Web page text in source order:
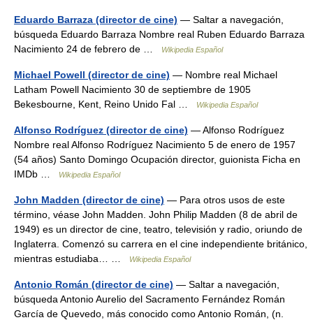
Eduardo Barraza (director de cine) — Saltar a navegación,
búsqueda Eduardo Barraza Nombre real Ruben Eduardo Barraza
Nacimiento 24 de febrero de …
Wikipedia Español
Michael Powell (director de cine) — Nombre real Michael
Latham Powell Nacimiento 30 de septiembre de 1905
Bekesbourne, Kent, Reino Unido Fal …
Wikipedia Español
Alfonso Rodríguez (director de cine) — Alfonso Rodríguez
Nombre real Alfonso Rodríguez Nacimiento 5 de enero de 1957
(54 años) Santo Domingo Ocupación director, guionista Ficha en
IMDb …
Wikipedia Español
John Madden (director de cine) — Para otros usos de este
término, véase John Madden. John Philip Madden (8 de abril de
1949) es un director de cine, teatro, televisión y radio, oriundo de
Inglaterra. Comenzó su carrera en el cine independiente británico,
mientras estudiaba… …
Wikipedia Español
Antonio Román (director de cine) — Saltar a navegación,
búsqueda Antonio Aurelio del Sacramento Fernández Román
García de Quevedo, más conocido como Antonio Román, (n.